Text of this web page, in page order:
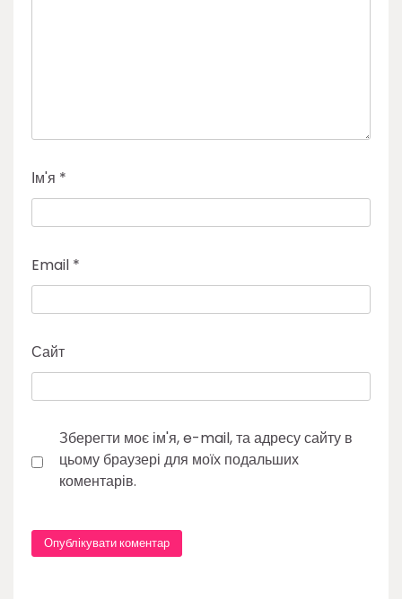
Ім'я *
Email *
Сайт
Зберегти моє ім'я, e-mail, та адресу сайту в
цьому браузері для моїх подальших
коментарів.